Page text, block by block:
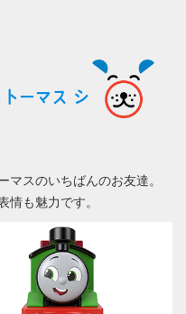
ーマス シ
マスのいちばんのお友達。
情も魅力です。